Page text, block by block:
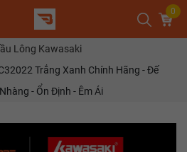
0
Lông Kawasaki
Trắng Xanh Chính Hãng - Đế
- Ổn Định - Êm Ái